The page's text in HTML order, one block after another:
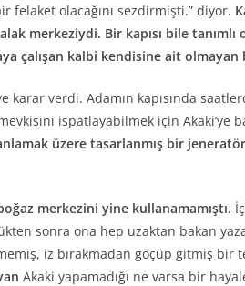
felaket olacağını sezdirmişti.” diyor.
merkeziydi. Bir kapısı bile
çalışan kalbi kendisine ait
verdi. Adamın kapısında
ispatlayabilmek için Akaki’ye
üzere tasarlanmış bir
merkezini yine kullanamamıştı.
sonra ona hep uzaktan bakan
iz bırakmadan göçüp gitmiş bir
Akaki yapamadığı ne varsa bir